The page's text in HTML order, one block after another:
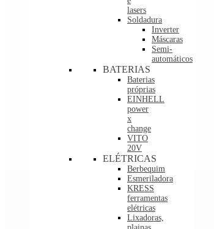
lasers
Soldadura
Inverter
Máscaras
Semi-
automáticos
BATERIAS
Baterias
próprias
EINHELL
power
x
change
VITO
20V
ELÉTRICAS
Berbequim
Esmeriladora
KRESS
ferramentas
elétricas
Lixadoras,